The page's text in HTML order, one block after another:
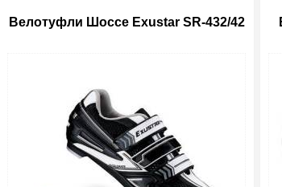
Велотуфли Шоссе Exustar SR-432/42